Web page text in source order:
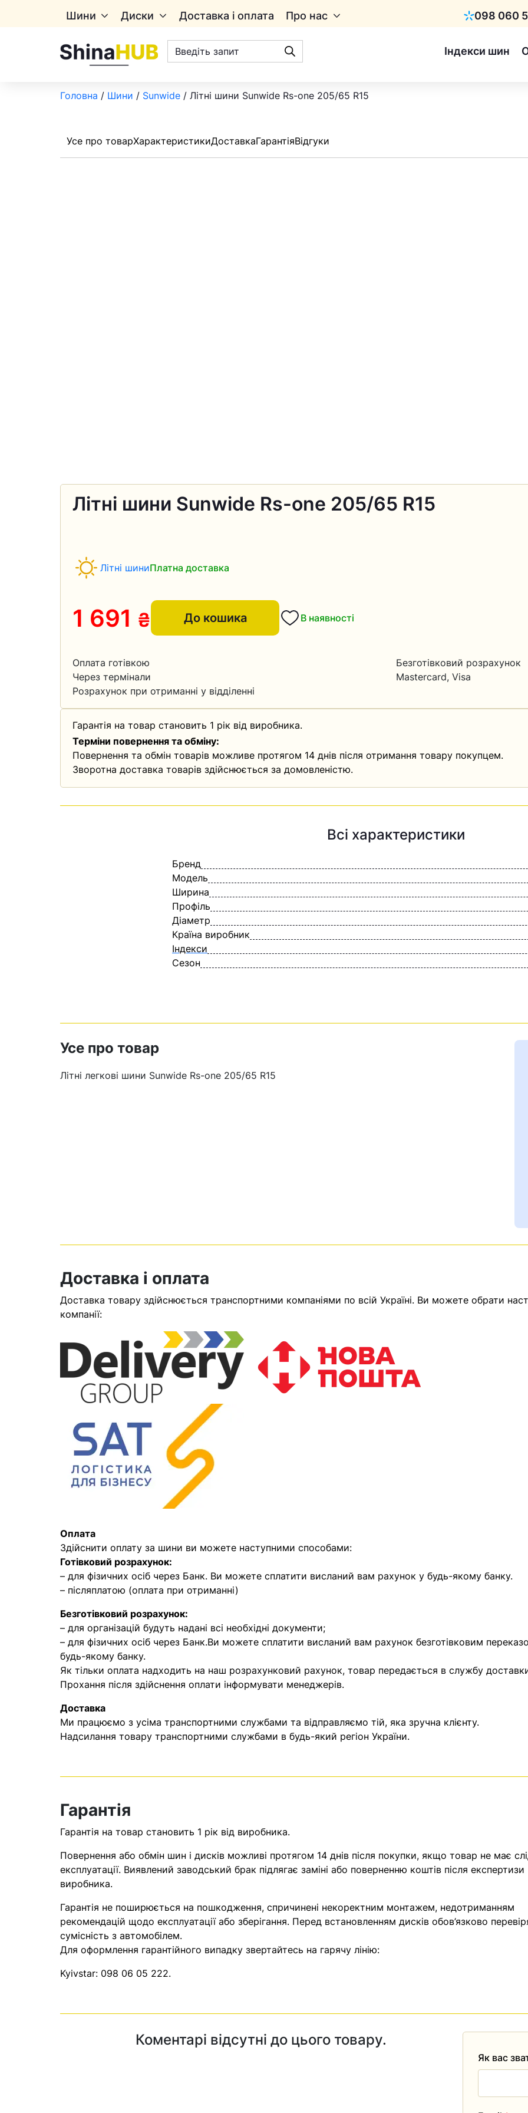
Шини Диски Доставка і оплата Про нас 098 060
Київстар
Пошук
товарів
Індекси шин
Оператор зв’яжеться з
Головна / Шини / Sunwide / Літні шини Sunwide Rs-one 205/65 R15
Усе про товарХарактеристикиДоставкаГарантіяВідгуки
Літні шини Sunwide Rs-one 205/65 R15
Літні шиниПлатна доставка
1 691 ₴ До кошика В наявності
Оплата готівкою
Безготівковий розрахунок
Через термінали
Mastercard, Visa
Розрахунок при отриманні у відділенні
Гарантія на товар становить 1 рік від виробника.
Терміни повернення та обміну:
Повернення та обмін товарів можливе протягом 14 днів після отримання товару покупцем.
Зворотна доставка товарів здійснюється за домовленістю.
Всі характеристики
Бренд
Модель
Ширина
Профіль
Діаметр
Країна виробник
Індекси
Сезон
Усе про товар
Літні легкові шини Sunwide Rs-one 205/65 R15
Доставка і оплата
Доставка товару здійснюється транспортними компаніями по всій Україні. Ви можете обрати
компанії:
Оплата
Здійснити оплату за шини ви можете наступними способами:
Готівковий розрахунок:
– для фізичних осіб через Банк. Ви можете сплатити висланий вам рахунок у будь-якому банку.
– післяплатою (оплата при отриманні)
Безготівковий розрахунок:
– для організацій будуть надані всі необхідні документи;
– для фізичних осіб через Банк.Ви можете сплатити висланий вам рахунок безготівковим
будь-якому банку.
Як тільки оплата надходить на наш розрахунковий рахунок, товар передається в службу
Прохання після здійснення оплати інформувати менеджерів.
Доставка
Ми працюємо з усіма транспортними службами та відправляємо тій, яка зручна клієнту.
Надсилання товару транспортними службами в будь-який регіон України.
Гарантія
Гарантія на товар становить 1 рік від виробника.
Повернення або обмін шин і дисків можливі протягом 14 днів після покупки, якщо товар не має
експлуатації. Виявлений заводський брак підлягає заміні або поверненню коштів після експертизи
виробника.
Гарантія не поширюється на пошкодження, спричинені некоректним монтажем, недотриманням
рекомендацій щодо експлуатації або зберігання. Перед встановленням дисків обов’язково
сумісність з автомобілем.
Для оформлення гарантійного випадку звертайтесь на гарячу лінію:
Kyivstar: 098 06 05 222.
Коментарі відсутні до цього товару.
Як вас